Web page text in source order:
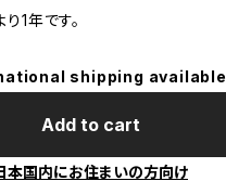
1年です。
shipping available
Add to cart
本国内にお住まいの方向け